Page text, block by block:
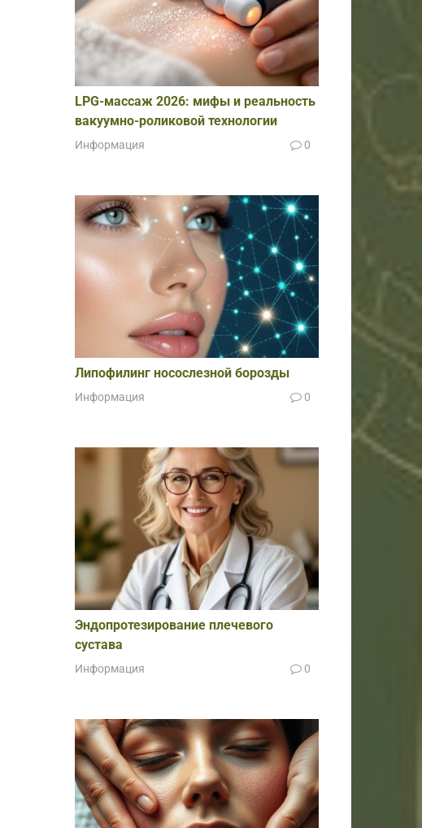
LPG-массаж 2026: мифы и реальность
вакуумно-роликовой технологии
Информация 0
Липофилинг носослезной борозды
Информация 0
Эндопротезирование плечевого
сустава
Информация 0